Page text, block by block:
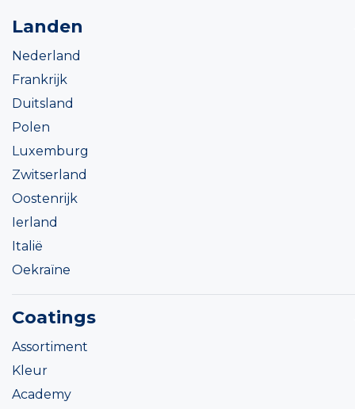
Landen
Nederland
Frankrijk
Duitsland
Polen
Luxemburg
Zwitserland
Oostenrijk
Ierland
Italië
Oekraïne
Coatings
Assortiment
Kleur
Academy